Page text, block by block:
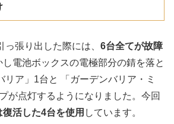
張り出した際には、 6台全てが故障
し電池ボックスの電極部分の錆を落と
リア」1台と 「ガーデンバリア・ミ
が点灯するようになりました。今回
復活した4台を使用 しています。